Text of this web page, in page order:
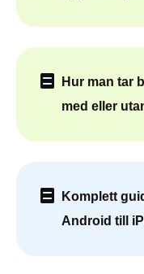
Hur man tar
med eller
Komplett
Android till